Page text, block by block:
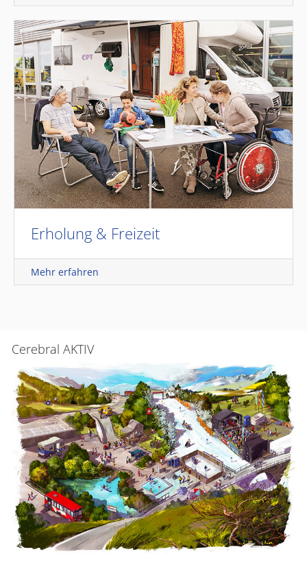
Cerebral AKTIV
Erholung & Freizeit
Mehr erfahren